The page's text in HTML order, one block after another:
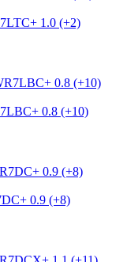
1.0 (+2)
0.8 (+10)
0.9 (+8)